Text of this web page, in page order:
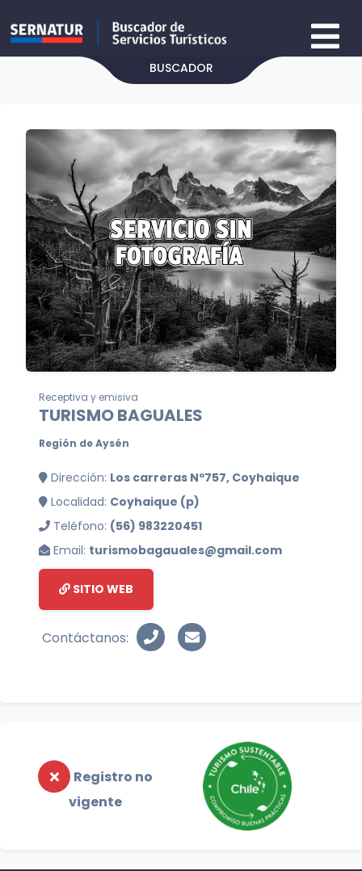
BUSCADOR
Receptiva y emisiva
TURISMO BAGUALES
Región de Aysén
Dirección: Los carreras Nº757, Coyhaique
Localidad: Coyhaique (p)
Teléfono: (56) 983220451
Email: turismobagauales@gmail.com
SITIO WEB
Contáctanos:
Registro no
vigente